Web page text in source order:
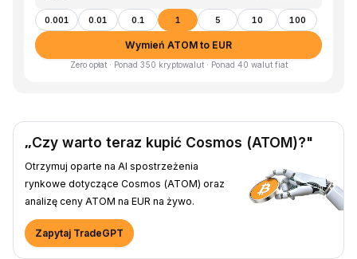
0.001 0.01 0.1 1 5 10 100
Wymień ATOM to EUR
Zero opłat · Ponad 350 kryptowalut · Ponad 40 walut fiat
„Czy warto teraz kupić Cosmos (ATOM)?"
Otrzymuj oparte na AI spostrzeżenia
rynkowe dotyczące Cosmos (ATOM) oraz
analizę ceny ATOM na EUR na żywo.
Zapytaj TradeGPT